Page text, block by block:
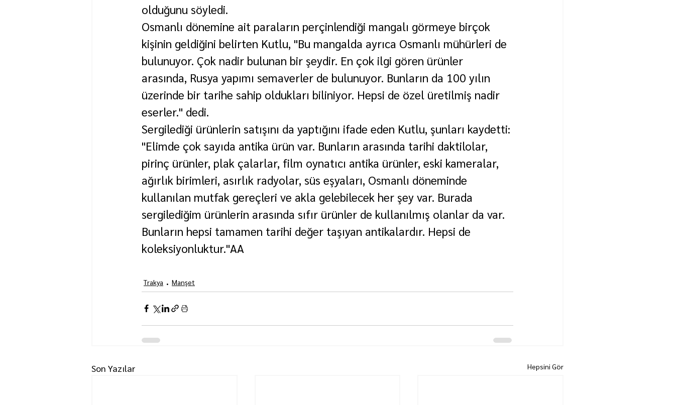
olduğunu söyledi.
Osmanlı dönemine ait paraların perçinlendiği mangalı görmeye birçok
kişinin geldiğini belirten Kutlu, "Bu mangalda ayrıca Osmanlı mühürleri de
bulunuyor. Çok nadir bulunan bir şeydir. En çok ilgi gören ürünler
arasında, Rusya yapımı semaverler de bulunuyor. Bunların da 100 yılın
üzerinde bir tarihe sahip oldukları biliniyor. Hepsi de özel üretilmiş nadir
eserler." dedi.
Sergilediği ürünlerin satışını da yaptığını ifade eden Kutlu, şunları kaydetti:
"Elimde çok sayıda antika ürün var. Bunların arasında tarihi daktilolar,
pirinç ürünler, plak çalarlar, film oynatıcı antika ürünler, eski kameralar,
ağırlık birimleri, asırlık radyolar, süs eşyaları, Osmanlı döneminde
kullanılan mutfak gereçleri ve akla gelebilecek her şey var. Burada
sergilediğim ürünlerin arasında sıfır ürünler de kullanılmış olanlar da var.
Bunların hepsi tamamen tarihi değer taşıyan antikalardır. Hepsi de
koleksiyonluktur."AA
Trakya Manşet
Son Yazılar Hepsini Gör